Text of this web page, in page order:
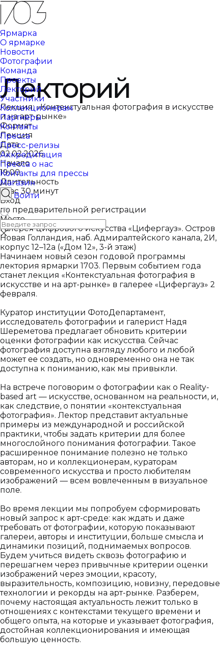
Ярмарка
О ярмарке
Новости
Фотографии
Команда
Проекты
Лекторий
Участники
Коллекционерам
Партнеры
Контакты
Пресса
Пресс-релизы
Аккредитация
Пресса о нас
Контакты для прессы
Магазин
Войти
Лекторий
Лекция: «Контекстуальная фотография в искусстве
и на арт-рынке»
Формат
Лекция
Дата
02.02.2026
Начало
19:00
Длительность
1 час 30 минут
Вход
по предварительной регистрации
Место
Галерея цифрового искусства «Цифергауз». Остров
Новая Голландия, наб. Адмиралтейского канала, 2И,
корпус 12–12а («Дом 12», 3-й этаж)
Начинаем новый сезон годовой программы
лектория ярмарки 1703. Первым событием года
станет лекция «Контекстуальная фотография в
искусстве и на арт-рынке» в галерее «Цифергауз» 2
февраля.
Куратор институции ФотоДепартамент,
исследователь фотографии и галерист Надя
Шереметова предлагает обновить критерии
оценки фотографии как искусства. Сейчас
фотография доступна взгляду любого и любой
может ее создать, но одновременно она не так
доступна к пониманию, как мы привыкли.
На встрече поговорим о фотографии как о Reality-
based art — искусстве, основанном на реальности, и,
как следствие, о понятии «контекстуальная
фотография». Лектор представит актуальные
примеры из международной и российской
практики, чтобы задать критерии для более
многослойного понимания фотографии. Такое
расширенное понимание полезно не только
авторам, но и коллекционерам, кураторам
современного искусства и просто любителям
изображений — всем вовлеченным в визуальное
поле.
Во время лекции мы попробуем сформировать
новый запрос к арт-среде: как ждать и даже
требовать от фотографии, которую показывают
галереи, авторы и институции, больше смысла и
динамики позиций, поднимаемых вопросов.
Будем учиться видеть сквозь фотографию и
перешагнем через привычные критерии оценки
изображений через эмоции, красоту,
выразительность, композицию, новизну, передовые
технологии и рекорды на арт-рынке. Разберем,
почему настоящая актуальность лежит только в
отношениях с контекстами текущего времени и
общего опыта, на которые и указывает фотография,
достойная коллекционирования и имеющая
большую ценность.